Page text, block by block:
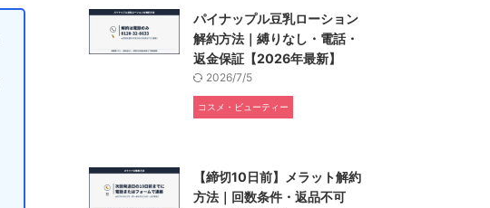
パイナップル豆乳ローション
解約方法｜縛りなし・電話・
返金保証【2026年最新】
2026/7/5
コスメ・ビューティー
【締切10日前】メラット解約
方法｜回数条件・返品不可